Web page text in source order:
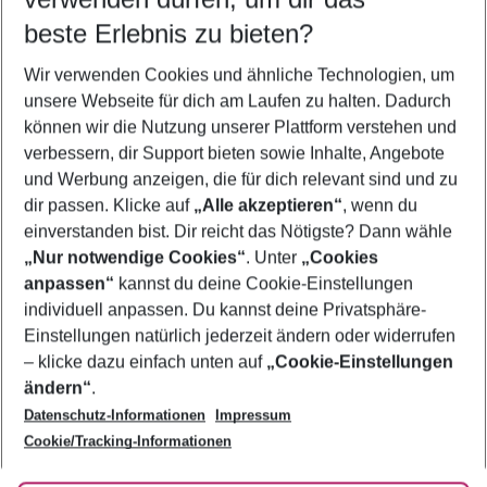
5-8 Nächte
2 Erwachsene Keine Kinder
Mehr Filter anzeigen
Footer
Footer navigation
Über uns
AGB
Bestpreisgarantie
Cookie-Einstellungen ändern
Cookie-Richtlinie
Agenturbetreuung
Barrierefreies Reisen
Folge uns
beste Erlebnis zu bieten?
Wir verwenden Cookies und ähnliche Technologien, um
unsere Webseite für dich am Laufen zu halten. Dadurch
können wir die Nutzung unserer Plattform verstehen und
verbessern, dir Support bieten sowie Inhalte, Angebote
und Werbung anzeigen, die für dich relevant sind und zu
dir passen. Klicke auf „Alle akzeptieren“, wenn du
einverstanden bist. Dir reicht das Nötigste? Dann wähle
„Nur notwendige Cookies“. Unter „Cookies
anpassen“ kannst du deine Cookie-Einstellungen
individuell anpassen. Du kannst deine Privatsphäre-
Einstellungen natürlich jederzeit ändern oder widerrufen
– klicke dazu einfach unten auf „Cookie-Einstellungen
ändern“.
Datenschutz-Informationen
Impressum
Cookie/Tracking-Informationen